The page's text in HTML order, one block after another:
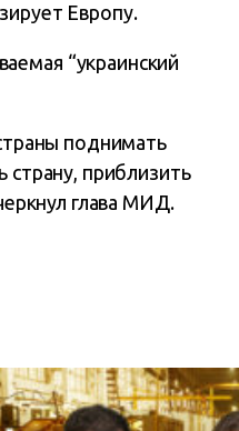
Европу.
“украинский
поднимать
страну, приблизить
глава МИД.